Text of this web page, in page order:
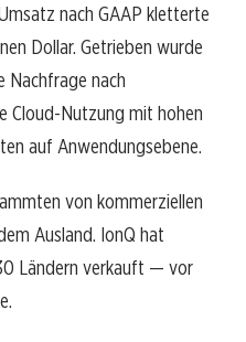
nach GAAP kletterte
Dollar. Getrieben wurde
Nachfrage nach
Cloud-Nutzung mit hohen
auf Anwendungsebene.
von kommerziellen
Ausland. IonQ hat
Ländern verkauft — vor